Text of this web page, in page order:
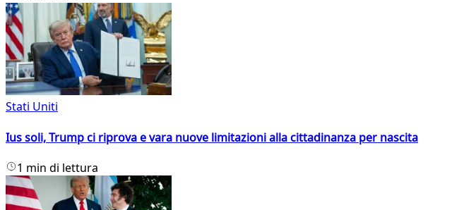
Stati Uniti
Ius soli, Trump ci riprova e vara nuove limitazioni alla cittadinanza per nascita
1 min di lettura